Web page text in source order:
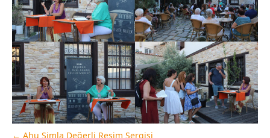
← Ahu Simla Değerli Resim Sergisi